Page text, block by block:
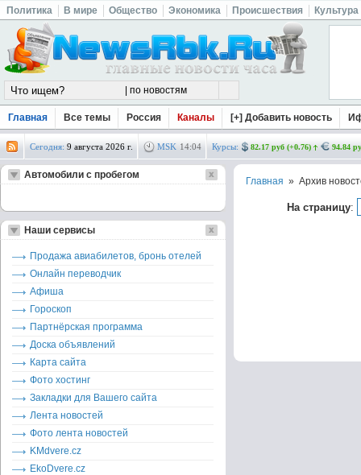
Политика В мире Общество Экономика Происшествия Культура
Главная Все темы Россия Каналы [+] Добавить новость
Сегодня: 9 августа 2026 г. MSK 14:04 Курсы: 82.17 руб (+0.76) 94.84
Главная » Архив
На страницу:
Автомобили с пробегом
Наши сервисы
Продажа авиабилетов, бронь отелей
Онлайн переводчик
Афиша
Гороскоп
Партнёрская программа
Доска объявлений
Карта сайта
Фото хостинг
Закладки для Вашего сайта
Лента новостей
Фото лента новостей
KMdvere.cz
EkoDvere.cz